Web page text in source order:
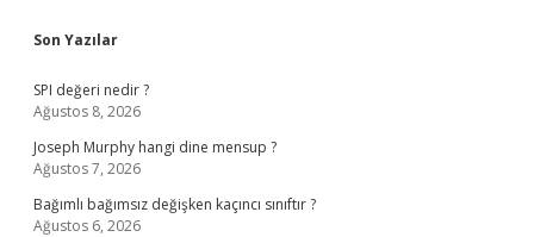
Sidebar
Son Yazılar
SPI değeri nedir ?
Ağustos 8, 2026
Joseph Murphy hangi dine mensup ?
Ağustos 7, 2026
Bağımlı bağımsız değişken kaçıncı sınıftır ?
Ağustos 6, 2026